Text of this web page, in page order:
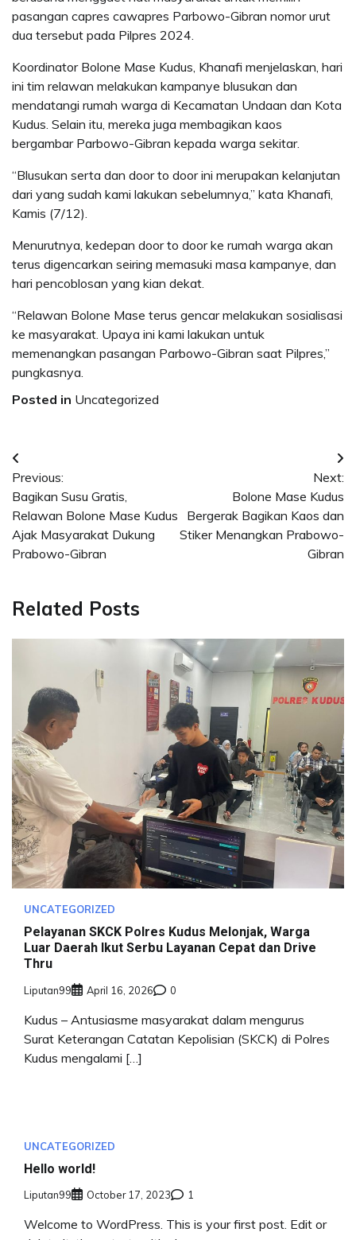
pasangan capres cawapres Parbowo-Gibran nomor urut
dua tersebut pada Pilpres 2024.
Koordinator Bolone Mase Kudus, Khanafi menjelaskan, hari
ini tim relawan melakukan kampanye blusukan dan
mendatangi rumah warga di Kecamatan Undaan dan Kota
Kudus. Selain itu, mereka juga membagikan kaos
bergambar Parbowo-Gibran kepada warga sekitar.
“Blusukan serta dan door to door ini merupakan kelanjutan
dari yang sudah kami lakukan sebelumnya,” kata Khanafi,
Kamis (7/12).
Menurutnya, kedepan door to door ke rumah warga akan
terus digencarkan seiring memasuki masa kampanye, dan
hari pencoblosan yang kian dekat.
“Relawan Bolone Mase terus gencar melakukan sosialisasi
ke masyarakat. Upaya ini kami lakukan untuk
memenangkan pasangan Parbowo-Gibran saat Pilpres,”
pungkasnya.
Posted in Uncategorized
Post
navigation
Previous:
Bagikan Susu Gratis,
Relawan Bolone Mase Kudus
Ajak Masyarakat Dukung
Prabowo-Gibran
Next:
Bolone Mase Kudus
Bergerak Bagikan Kaos dan
Stiker Menangkan Prabowo-
Gibran
Related Posts
UNCATEGORIZED
Pelayanan SKCK Polres Kudus Melonjak, Warga
Luar Daerah Ikut Serbu Layanan Cepat dan Drive
Thru
Liputan99 April 16, 2026 0
Kudus – Antusiasme masyarakat dalam mengurus
Surat Keterangan Catatan Kepolisian (SKCK) di Polres
Kudus mengalami […]
UNCATEGORIZED
Hello world!
Liputan99 October 17, 2023 1
Welcome to WordPress. This is your first post. Edit or